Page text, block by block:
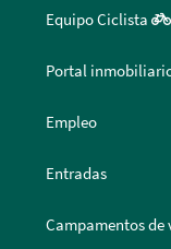
Equipo Ciclista
Portal
Empleo
Entradas
Campamentos de